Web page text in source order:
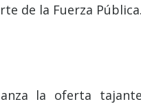
de la Fuerza Pública.
la oferta